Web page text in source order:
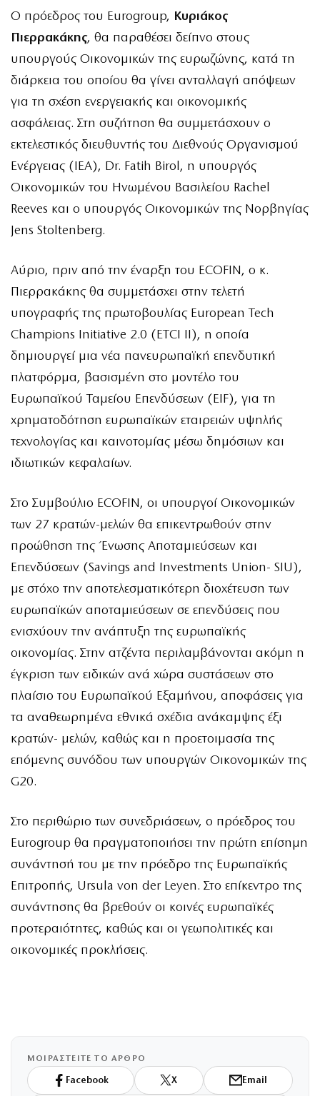
Ο πρόεδρος του Eurogroup, Κυριάκος
Πιερρακάκης, θα παραθέσει δείπνο στους
υπουργούς Οικονομικών της ευρωζώνης, κατά τη
διάρκεια του οποίου θα γίνει ανταλλαγή απόψεων
για τη σχέση ενεργειακής και οικονομικής
ασφάλειας. Στη συζήτηση θα συμμετάσχουν ο
εκτελεστικός διευθυντής του Διεθνούς Οργανισμού
Ενέργειας (IEA), Dr. Fatih Birol, η υπουργός
Οικονομικών του Ηνωμένου Βασιλείου Rachel
Reeves και ο υπουργός Οικονομικών της Νορβηγίας
Jens Stoltenberg.
Αύριο, πριν από την έναρξη του ECOFIN, ο κ.
Πιερρακάκης θα συμμετάσχει στην τελετή
υπογραφής της πρωτοβουλίας European Tech
Champions Initiative 2.0 (ETCI II), η οποία
δημιουργεί μια νέα πανευρωπαϊκή επενδυτική
πλατφόρμα, βασισμένη στο μοντέλο του
Ευρωπαϊκού Ταμείου Επενδύσεων (EIF), για τη
χρηματοδότηση ευρωπαϊκών εταιρειών υψηλής
τεχνολογίας και καινοτομίας μέσω δημόσιων και
ιδιωτικών κεφαλαίων.
Στο Συμβούλιο ECOFIN, οι υπουργοί Οικονομικών
των 27 κρατών-μελών θα επικεντρωθούν στην
προώθηση της Ένωσης Αποταμιεύσεων και
Επενδύσεων (Savings and Investments Union- SIU),
με στόχο την αποτελεσματικότερη διοχέτευση των
ευρωπαϊκών αποταμιεύσεων σε επενδύσεις που
ενισχύουν την ανάπτυξη της ευρωπαϊκής
οικονομίας. Στην ατζέντα περιλαμβάνονται ακόμη η
έγκριση των ειδικών ανά χώρα συστάσεων στο
πλαίσιο του Ευρωπαϊκού Εξαμήνου, αποφάσεις για
τα αναθεωρημένα εθνικά σχέδια ανάκαμψης έξι
κρατών- μελών, καθώς και η προετοιμασία της
επόμενης συνόδου των υπουργών Οικονομικών της
G20.
Στο περιθώριο των συνεδριάσεων, ο πρόεδρος του
Eurogroup θα πραγματοποιήσει την πρώτη επίσημη
συνάντησή του με την πρόεδρο της Ευρωπαϊκής
Επιτροπής, Ursula von der Leyen. Στο επίκεντρο της
συνάντησης θα βρεθούν οι κοινές ευρωπαϊκές
προτεραιότητες, καθώς και οι γεωπολιτικές και
οικονομικές προκλήσεις.
ΜΟΙΡΑΣΤΕΙΤΕ ΤΟ ΑΡΘΡΟ
Facebook X Email